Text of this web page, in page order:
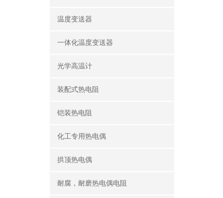
温度变送器
一体化温度变送器
光学高温计
装配式热电阻
铠装热电阻
化工专用热电偶
拱顶热电偶
耐腐，耐磨热电偶电阻